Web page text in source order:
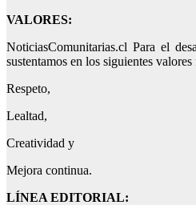
VALORES:
NoticiasComunitarias.cl Para el
sustentamos en los siguientes
Respeto,
Lealtad,
Creatividad y
Mejora continua.
LÍNEA EDITORIAL: